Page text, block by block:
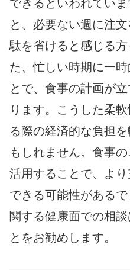
できるといわれてい
と、必要ない週に注
駄を省けると感じる
た、忙しい時期に一
とで、食事の計画が
ります。こうした柔
る際の経済的な負担
もしれません。食事
活用することで、よ
できる可能性がある
関する健康面での相
とをお勧めします。